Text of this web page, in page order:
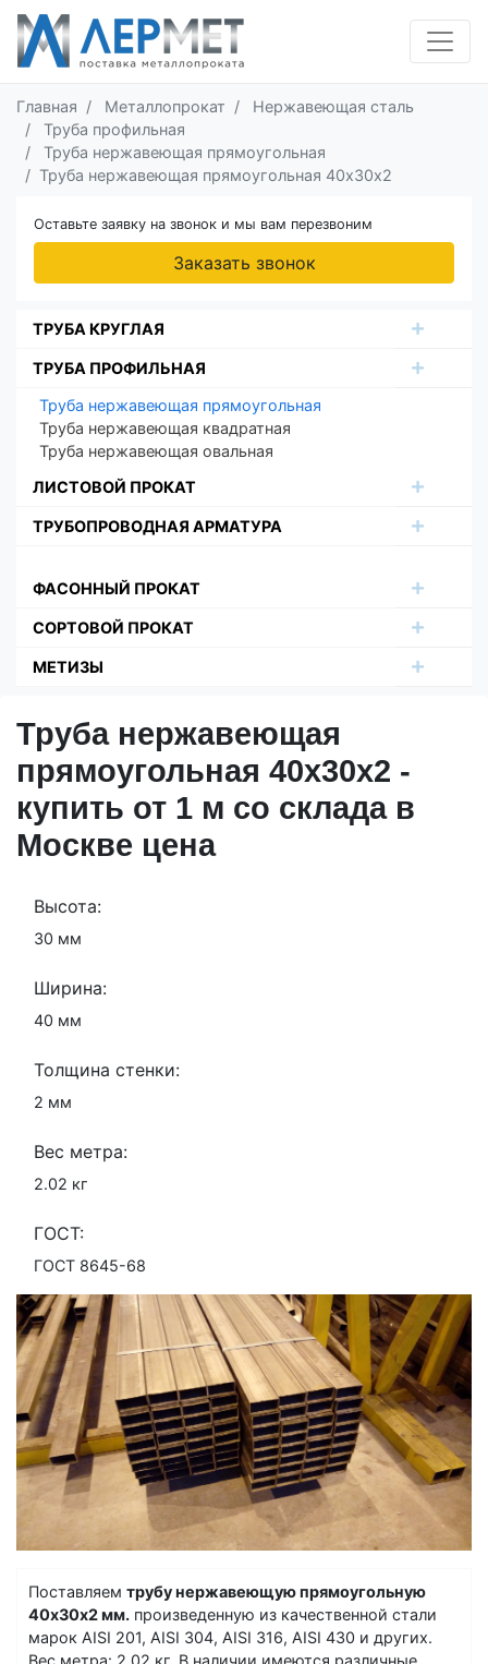
Главная Металлопрокат
Нержавеющая сталь
Труба профильная
Труба нержавеющая прямоугольная
Труба нержавеющая прямоугольная 40х30х2
Оставьте заявку на звонок и мы вам перезвоним
Заказать звонок
ТРУБА КРУГЛАЯ
ТРУБА ПРОФИЛЬНАЯ
Труба нержавеющая прямоугольная
Труба нержавеющая квадратная
Труба нержавеющая овальная
ЛИСТОВОЙ ПРОКАТ
ТРУБОПРОВОДНАЯ АРМАТУРА
ФАСОННЫЙ ПРОКАТ
СОРТОВОЙ ПРОКАТ
МЕТИЗЫ
Труба нержавеющая
прямоугольная 40х30х2 -
купить от 1 м со склада в
Москве цена
Высота:
30 мм
Ширина:
40 мм
Толщина стенки:
2 мм
Вес метра:
2.02 кг
ГОСТ:
ГОСТ 8645-68
Поставляем трубу нержавеющую прямоугольную
40х30х2 мм. произведенную из качественной стали
марок AISI 201, AISI 304, AISI 316, AISI 430 и других.
Вес метра: 2.02 кг. В наличии имеются различные